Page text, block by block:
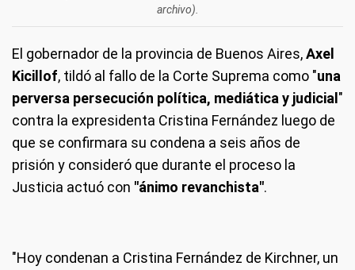
archivo).
El gobernador de la provincia de Buenos Aires,Axel
Kicillof, tildó al fallo de la Corte Suprema como "una
perversa persecución política, mediática y judicial "
contra la expresidenta Cristina Fernández luego de
que se confirmara su condena a seis años de
prisión y consideró que durante el proceso la
Justicia actuó con "ánimo revanchista".
"Hoy condenan a Cristina Fernández de Kirchner, un